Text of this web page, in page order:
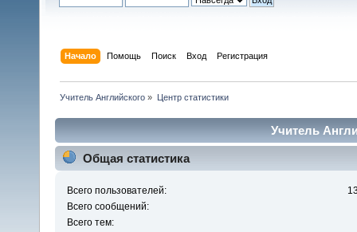
Начало Помощь Поиск Вход Регистрация
Учитель Английского » Центр статистики
Учитель
Общая статистика
Всего пользователей:
Всего сообщений:
Всего тем: